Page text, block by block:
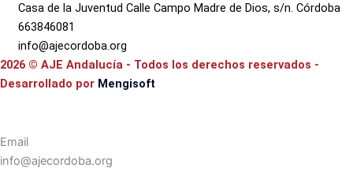
Casa de la Juventud Calle Campo Madre de Dios, s/n. Córdoba
663846081
info@ajecordoba.org
2026 © AJE Andalucía - Todos los derechos reservados -
Desarrollado por Mengisoft
Email
info@ajecordoba.org